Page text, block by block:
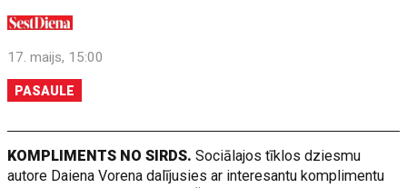
17. maijs, 15:00
PASAULE
KOMPLIMENTS NO SIRDS. Sociālajos tīklos dziesmu
autore Daiena Vorena dalījusies ar interesantu komplimentu